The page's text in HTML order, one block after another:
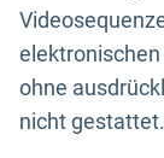
ohne
nicht gestattet.